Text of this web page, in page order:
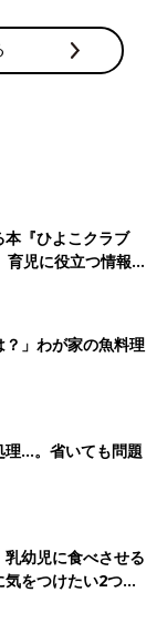
『ひよこクラブ
児に役立つ情報が
？」わが家の魚料理
理…。省いても問題
幼児に食べさせる
をつけたい2つの